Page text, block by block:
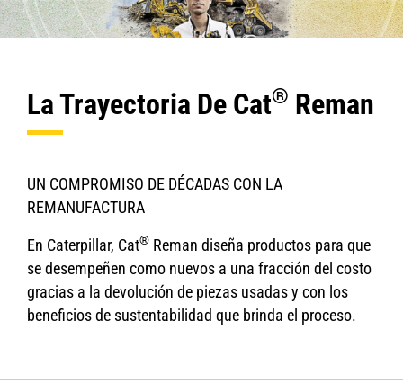
La Trayectoria De Cat® Reman
UN COMPROMISO DE DÉCADAS CON LA
REMANUFACTURA
En Caterpillar, Cat® Reman diseña productos para que
se desempeñen como nuevos a una fracción del costo
gracias a la devolución de piezas usadas y con los
beneficios de sustentabilidad que brinda el proceso.